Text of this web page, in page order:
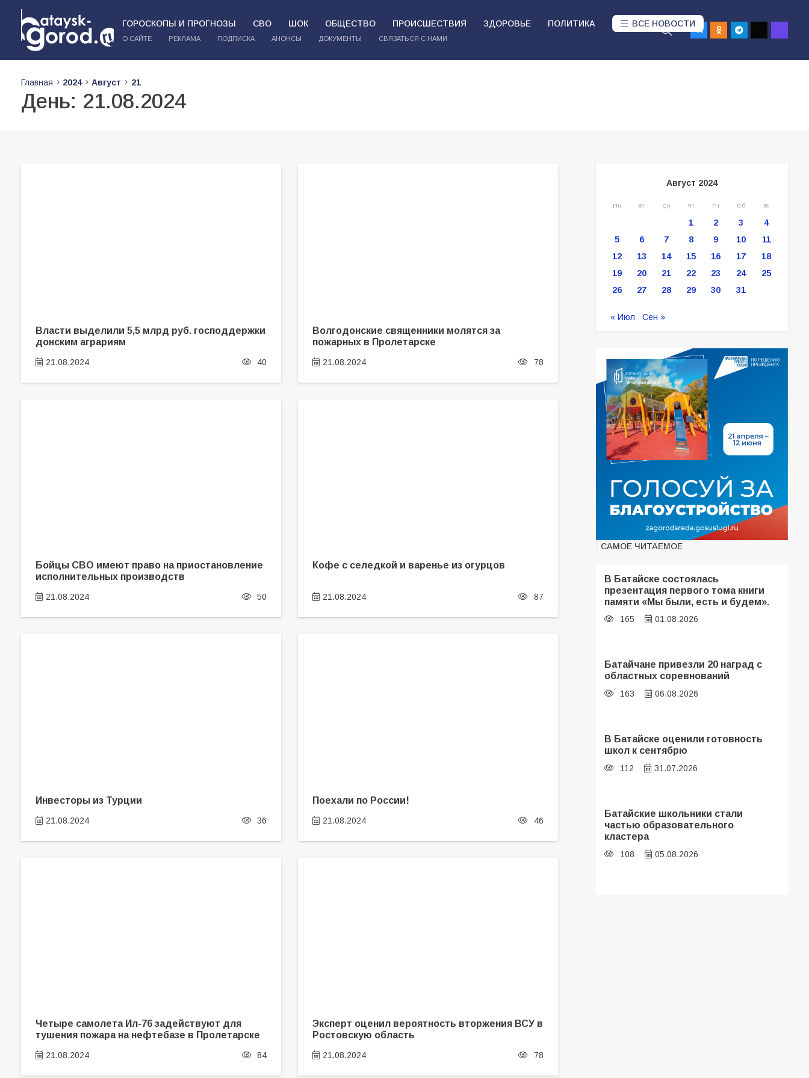
ГОРОСКОПЫ И ПРОГНОЗЫ СВО ШОК ОБЩЕСТВО ПРОИСШЕСТВИЯ ЗДОРОВЬЕ ПОЛИТИКА ВСЕ НОВОСТИ
О САЙТЕ РЕКЛАМА ПОДПИСКА АНОНСЫ ДОКУМЕНТЫ СВЯЗАТЬСЯ С НАМИ
Главная 2024 Август 21
День: 21.08.2024
Власти выделили 5,5 млрд руб. господдержки
донским аграриям
21.08.2024 40
Волгодонские священники молятся за
пожарных в Пролетарске
21.08.2024 78
Бойцы СВО имеют право на приостановление
исполнительных производств
21.08.2024 50
Кофе с селедкой и варенье из огурцов
21.08.2024 87
Инвесторы из Турции
21.08.2024 36
Поехали по России!
21.08.2024 46
Четыре самолета Ил-76 задействуют для
тушения пожара на нефтебазе в Пролетарске
21.08.2024 84
Эксперт оценил вероятность вторжения ВСУ в
Ростовскую область
21.08.2024 78
Август 2024
Пн Вт Ср Чт Пт Сб Вс
1 2 3
4
5
6 7 8 9 10
11
12
13 14 15 16 17
18
19
20 21 22 23 24
25
26
27 28 29 30 31
« Июл Сен »
САМОЕ ЧИТАЕМОЕ
В Батайске состоялась
презентация первого тома книги
памяти «Мы были, есть и будем».
165 01.08.2026
Батайчане привезли 20 наград с
областных соревнований
163 06.08.2026
В Батайске оценили готовность
школ к сентябрю
112 31.07.2026
Батайские школьники стали
частью образовательного
кластера
108 05.08.2026